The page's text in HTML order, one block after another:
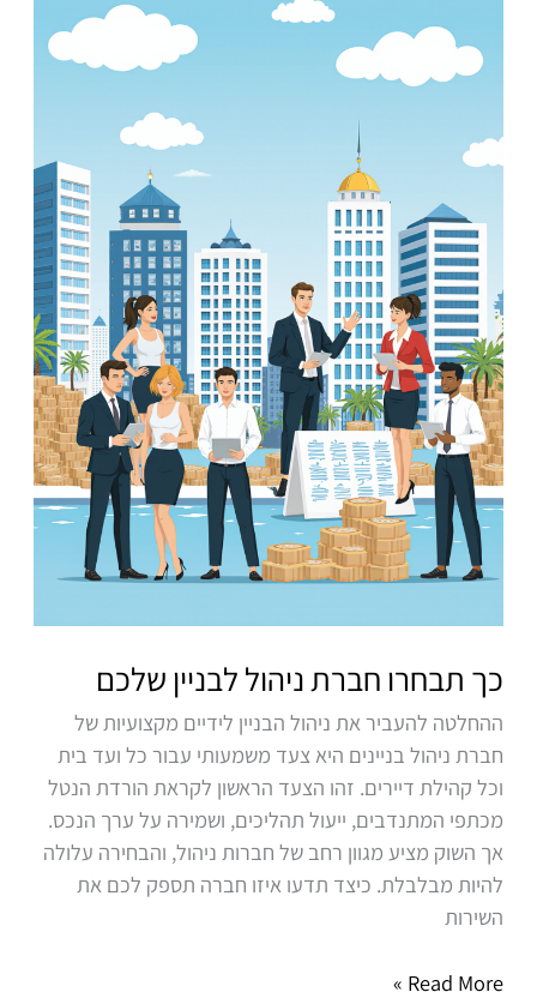
כך תבחרו חברת ניהול לבניין שלכם
ההחלטה להעביר את ניהול הבניין לידיים מקצועיות של
חברת ניהול בניינים היא צעד משמעותי עבור כל ועד בית
וכל קהילת דיירים. זהו הצעד הראשון לקראת הורדת הנטל
מכתפי המתנדבים, ייעול תהליכים, ושמירה על ערך הנכס.
אך השוק מציע מגוון רחב של חברות ניהול, והבחירה עלולה
להיות מבלבלת. כיצד תדעו איזו חברה תספק לכם את
השירות
לבניין
Read More »